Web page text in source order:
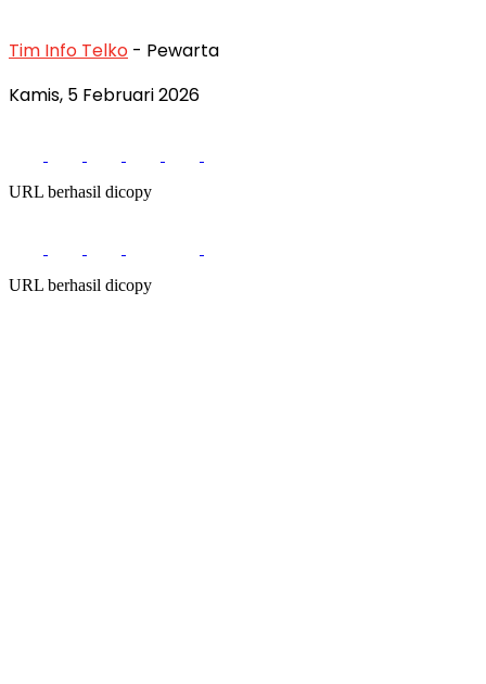
Tim Info Telko - Pewarta
Kamis, 5 Februari 2026
URL berhasil dicopy
URL berhasil dicopy